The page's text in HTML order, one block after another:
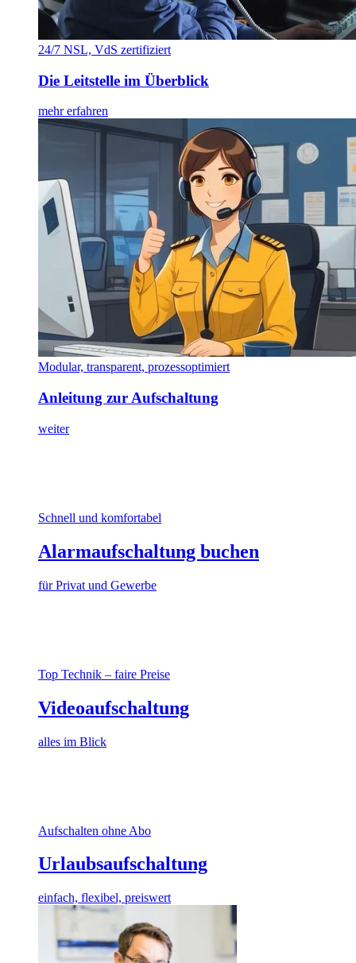
24/7 NSL, VdS zertifiziert
Die Leitstelle im Überblick
mehr erfahren
Modular, transparent, prozessoptimiert
Anleitung zur Aufschaltung
weiter
Schnell und komfortabel
Alarmaufschaltung buchen
für Privat und Gewerbe
Top Technik – faire Preise
Videoaufschaltung
alles im Blick
Aufschalten ohne Abo
Urlaubsaufschaltung
einfach, flexibel, preiswert